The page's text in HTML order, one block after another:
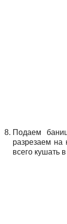
Подаем
разрезаем на
всего кушать